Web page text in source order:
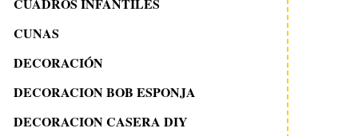
CUADROS INFANTILES
CUNAS
DECORACIÓN
DECORACION BOB ESPONJA
DECORACION CASERA DIY